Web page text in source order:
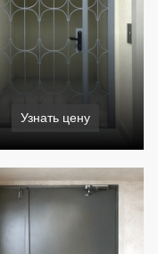
Узнать цену